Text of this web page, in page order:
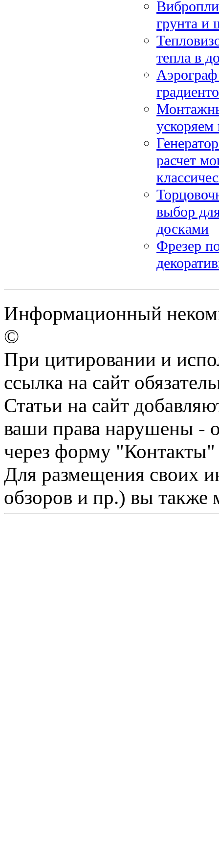
грунта и
тепла в
Аэрограф
ускоряем
расчет
выбор
досками
Фрезер
Информационный
©
При цитировании и
ссылка на сайт
Статьи на сайт
ваши права нарушены -
через форму "Контакты"
Для размещения своих
обзоров и пр.) вы также